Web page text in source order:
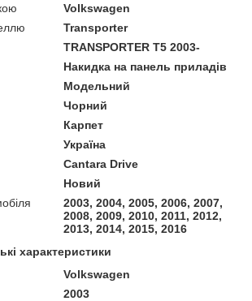
Volkswagen
Transporter
TRANSPORTER T5 2003-
Накидка на панель приладів
Модельний
Чорний
Карпет
Україна
Cantara Drive
Новий
2003, 2004, 2005, 2006, 2007,
2008, 2009, 2010, 2011, 2012,
2013, 2014, 2015, 2016
характеристики
Volkswagen
2003